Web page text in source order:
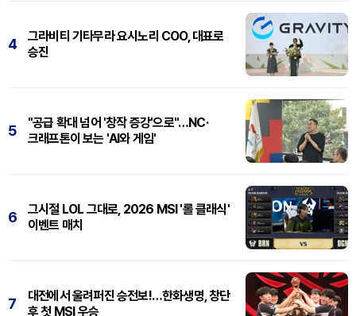
4
그라비티 기타무라 요시노리 COO, 대표로
승진
5
"공급 확대 넘어 '창작 증강'으로"…NC·
크래프톤이 보는 'AI와 게임'
6
그시절 LOL 그대로, 2026 MSI '롤 클래식'
이벤트 매치
7
대전에서 울려퍼진 승전보!…한화생명, 창단
후 첫 MSI 우승